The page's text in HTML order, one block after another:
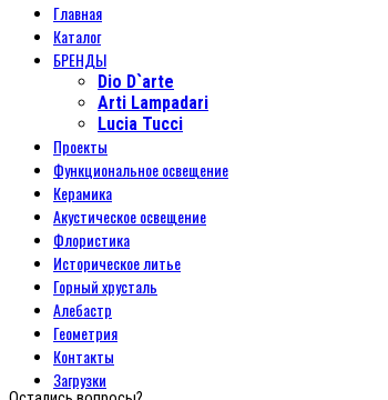
Главная
Каталог
БРЕНДЫ
Dio D`arte
Arti Lampadari
Lucia Tucci
Проекты
Функциональное освещение
Керамика
Акустическое освещение
Флористика
Историческое литье
Горный хрусталь
Алебастр
Геометрия
Контакты
Загрузки